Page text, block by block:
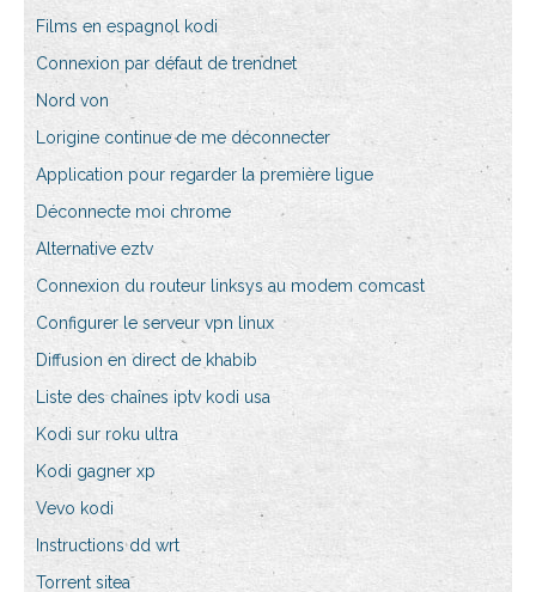
Films en espagnol kodi
Connexion par défaut de trendnet
Nord von
Lorigine continue de me déconnecter
Application pour regarder la première ligue
Déconnecte moi chrome
Alternative eztv
Connexion du routeur linksys au modem comcast
Configurer le serveur vpn linux
Diffusion en direct de khabib
Liste des chaînes iptv kodi usa
Kodi sur roku ultra
Kodi gagner xp
Vevo kodi
Instructions dd wrt
Torrent sitea